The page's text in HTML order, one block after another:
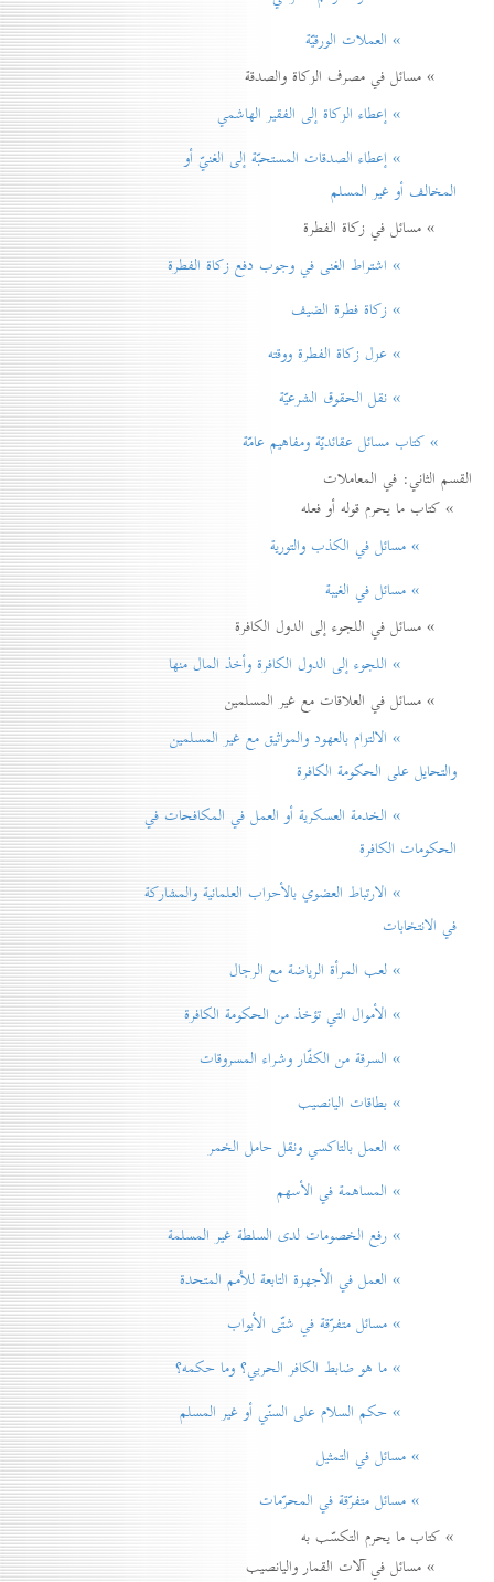
» العملات الورقيّة
» مسائل في مصرف الزكاة والصدقة
» إعطاء الزكاة إلی الفقير الهاشمي
» إعطاء الصدقات المستحبّة إلی الغنيّ أو
المخالف أو غير المسلم
» مسائل في زكاة الفطرة
» اشتراط الغنی في وجوب دفع زكاة الفطرة
» زكاة فطرة الضيف
» عزل زكاة الفطرة ووقته
» نقل الحقوق الشرعيّة
» كتاب مسائل عقائديّة ومفاهيم عامّة
القسم الثاني: في المعاملات
» كتاب ما يحرم قوله أو فعله
» مسائل في الكذب والتورية
» مسائل في الغيبة
» مسائل في اللجوء إلى الدول الكافرة
» اللجوء إلى الدول الكافرة وأخذ المال منها
» مسائل في العلاقات مع غير المسلمين
» الالتزام بالعهود والمواثيق مع غير المسلمين
والتحايل على الحكومة الكافرة
» الخدمة العسكرية أو العمل في المكافحات في
الحكومات الكافرة
» الارتباط العضوي بالأحزاب العلمانية والمشاركة
في الانتخابات
» لعب المرأة الرياضة مع الرجال
» الأموال التي تؤخذ من الحكومة الكافرة
» السرقة من الكفّار وشراء المسروقات
» بطاقات اليانصيب
» العمل بالتاكسي ونقل حامل الخمر
» المساهمة في الأسهم
» رفع الخصومات لدی السلطة غير المسلمة
» العمل في الأجهزة التابعة للاُمم المتحدة
» مسائل متفرّقة في شتّی الأبواب
» ما هو ضابط الكافر الحربي؟ وما حكمه؟
» حكم السلام علی السنّي أو غير المسلم
» مسائل في التمثيل
» مسائل متفرّقة في المحرّمات
» كتاب ما يحرم التكسّب به
» مسائل في آلات القمار واليانصيب